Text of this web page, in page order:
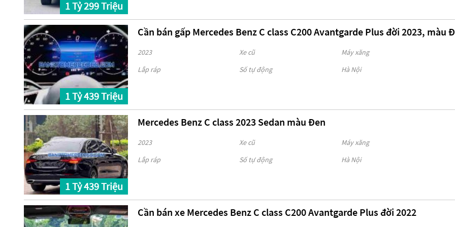
1 Tỷ 299 Triệu
1 Tỷ 439 Triệu
Cần bán gấp Mercedes Benz C class C200 Avantgarde Plus đời 2023, màu
2023 Xe cũ
Máy xăng
Lắp ráp
Số tự động Hà Nội
1 Tỷ 439 Triệu
Mercedes Benz C class 2023 Sedan màu Đen
2023 Xe cũ
Máy xăng
Lắp ráp
Số tự động Hà Nội
Cần bán xe Mercedes Benz C class C200 Avantgarde Plus đời 2022